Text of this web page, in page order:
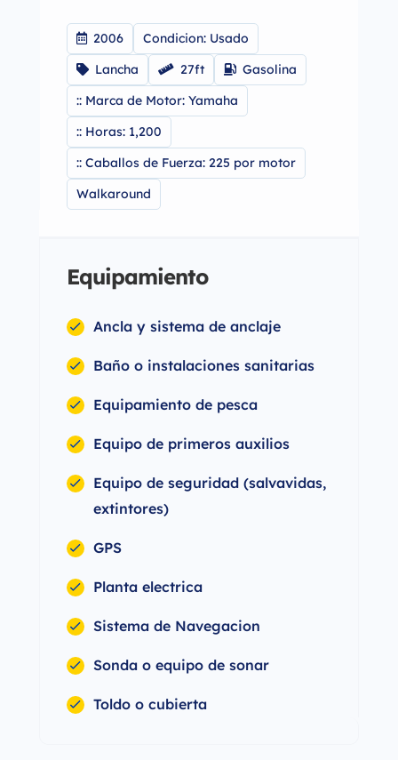
2006
Condicion: Usado
Lancha
27ft
Gasolina
:: Marca de Motor: Yamaha
:: Horas: 1,200
:: Caballos de Fuerza: 225 por motor
Walkaround
Equipamiento
Ancla y sistema de anclaje
Baño o instalaciones sanitarias
Equipamiento de pesca
Equipo de primeros auxilios
Equipo de seguridad (salvavidas,
extintores)
GPS
Planta electrica
Sistema de Navegacion
Sonda o equipo de sonar
Toldo o cubierta